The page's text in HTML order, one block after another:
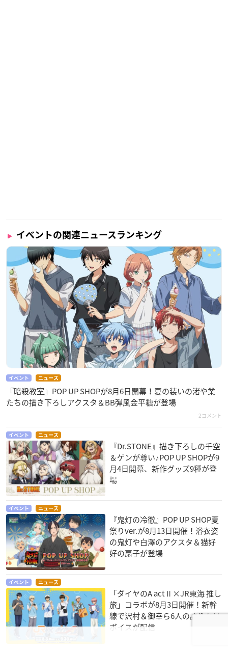
イベントの関連ニュースランキング
イベント ニュース
『暗殺教室』POP UP SHOPが8月6日開幕！夏の装いの渚や業
たちの描き下ろしアクスタ＆BB弾風金平糖が登場
2コメント
イベント ニュース
『Dr.STONE』描き下ろしの千空
＆ゲンが尊い♪POP UP SHOPが9
月4日開幕、新作グッズ9種が登
場
イベント ニュース
『鬼灯の冷徹』POP UP SHOP夏
祭りver.が8月13日開催！浴衣姿
の鬼灯や白澤のアクスタ＆猫好
好の扇子が登場
イベント ニュース
「ダイヤのA actⅡ×JR東海 推し
旅」コラボが8月3日開催！新幹
線で沢村＆御幸ら6人の語りかけ
ボイスが配信